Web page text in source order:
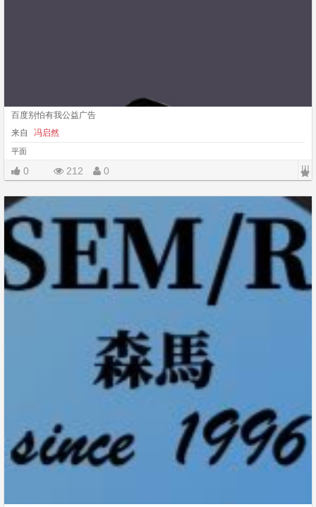
百度别怕有我公益广告
来自
冯启然
平面
0 212 0 |||